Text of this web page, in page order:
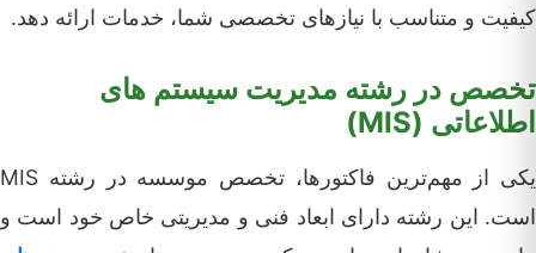
کیفیت و متناسب با نیازهای تخصصی شما، خدمات ارائه دهد.
تخصص در رشته مدیریت سیستم های
اطلاعاتی (MIS)
یکی از مهم‌ترین فاکتورها، تخصص موسسه در رشته MIS
است. این رشته دارای ابعاد فنی و مدیریتی خاص خود است و